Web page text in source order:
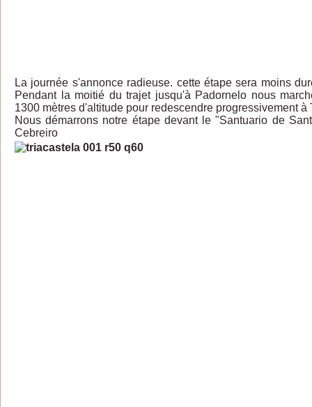
La journée s'annonce radieuse. cette étape sera moins
Pendant la moitié du trajet jusqu'à Padornelo nous
1300 mètres d'altitude pour redescendre progressivement à
Nous démarrons notre étape devant le "Santuario de
Cebreiro